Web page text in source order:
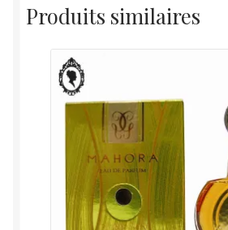
Produits similaires